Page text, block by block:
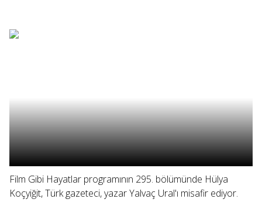
Film Gibi Hayatlar programının 295. bölümünde Hülya
Koçyiğit, Türk gazeteci, yazar Yalvaç Ural'ı misafir ediyor.